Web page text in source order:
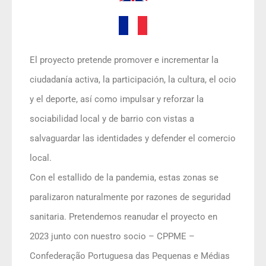
El proyecto pretende promover e incrementar la
ciudadanía activa, la participación, la cultura, el ocio
y el deporte, así como impulsar y reforzar la
sociabilidad local y de barrio con vistas a
salvaguardar las identidades y defender el comercio
local.
Con el estallido de la pandemia, estas zonas se
paralizaron naturalmente por razones de seguridad
sanitaria. Pretendemos reanudar el proyecto en
2023 junto con nuestro socio – CPPME –
Confederação Portuguesa das Pequenas e Médias